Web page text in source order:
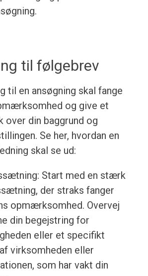
til følgebrev
til en ansøgning skal fange
og give et
over din baggrund og
Se her, hvordan en
skal se ud:
Start med en stærk
der straks fanger
opmærksomhed. Overvej
din begejstring for
eller et specifikt
virksomheden eller
som har vakt din